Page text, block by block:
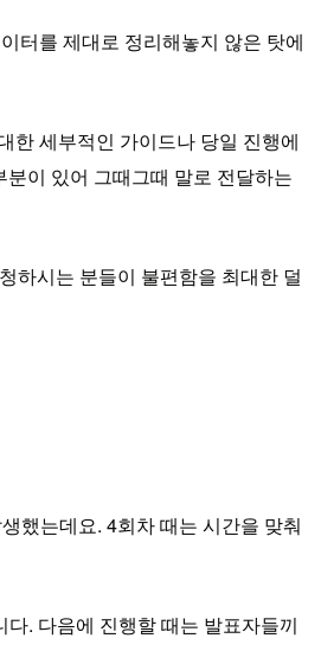
터를 제대로 정리해놓지 않은 탓에
한 세부적인 가이드나 당일 진행에
이 있어 그때그때 말로 전달하는
하시는 분들이 불편함을 최대한 덜
했는데요. 4회차 때는 시간을 맞춰
. 다음에 진행할 때는 발표자들끼